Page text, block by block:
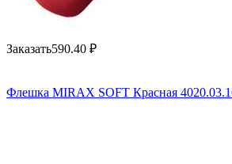
Заказать590.40 ₽
Флешка MIRAX SOFT Красная